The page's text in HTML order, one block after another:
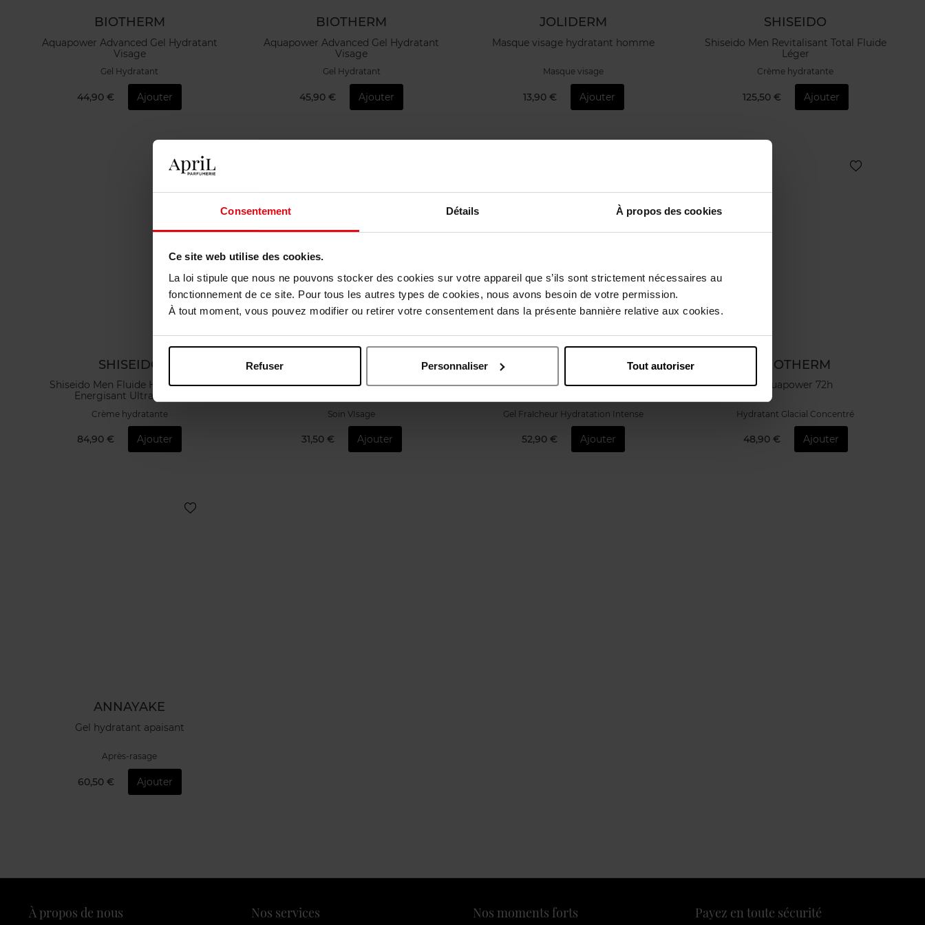
Consentement Détails À propos des cookies
Ce site web utilise des cookies.
La loi stipule que nous ne pouvons stocker des cookies sur votre appareil que s’ils sont strictement nécessaires au
fonctionnement de ce site. Pour tous les autres types de cookies, nous avons besoin de votre permission.
À tout moment, vous pouvez modifier ou retirer votre consentement dans la présente bannière relative aux cookies.
Refuser Personnaliser Tout autoriser
BIOTHERM
Aquapower Advanced Gel Hydratant
Visage
Gel Hydratant
44,90 € Ajouter
BIOTHERM
Aquapower Advanced Gel Hydratant
Visage
Gel Hydratant
45,90 € Ajouter
JOLIDERM
Masque visage hydratant homme
Masque visage
13,90 € Ajouter
SHISEIDO
Shiseido Men Revitalisant Total Fluide
Léger
Crème hydratante
125,50 € Ajouter
SHISEIDO
Shiseido Men Fluide Hydratant et
Energisant Ultra-Léger
Crème hydratante
84,90 € Ajouter
Silver scent care - gel visage hydratant
Soin VIsage
31,50 € Ajouter
MÉTHODE JEANNE PIAUBERT
Méthode For Men
Gel Fraîcheur Hydratation Intense
52,90 € Ajouter
BIOTHERM
Aquapower 72h
Hydratant Glacial Concentré
48,90 € Ajouter
ANNAYAKE
Gel hydratant apaisant
Après-rasage
60,50 € Ajouter
À propos de nous Nos services Nos moments forts Payez en toute sécurité